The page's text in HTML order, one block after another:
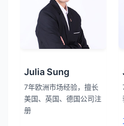
Julia Sung
7年欧洲市场经验，擅长
美国、英国、德国公司注
册